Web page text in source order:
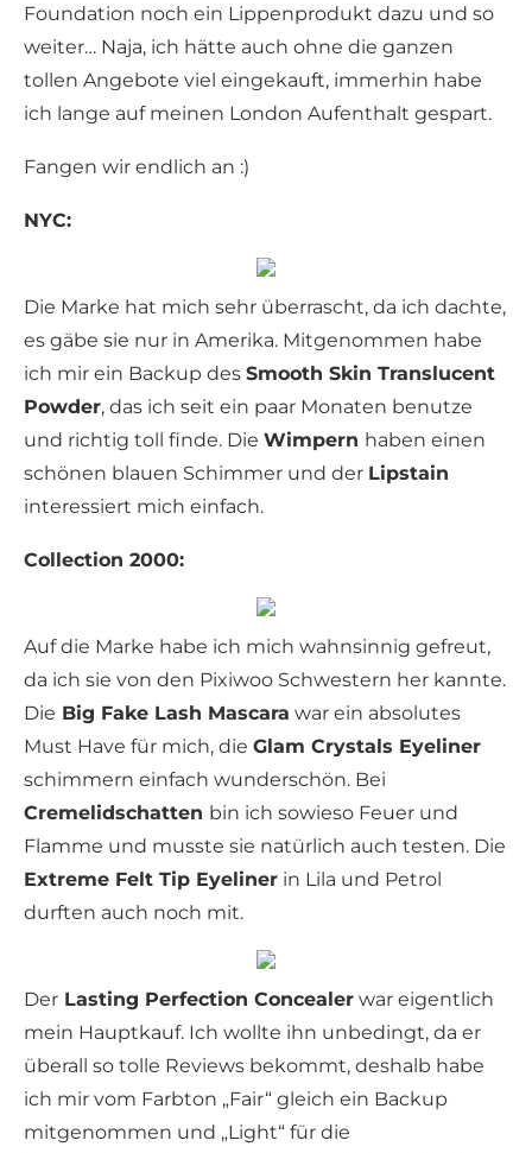
Foundation noch ein Lippenprodukt dazu und so
weiter… Naja, ich hätte auch ohne die ganzen
tollen Angebote viel eingekauft, immerhin habe
ich lange auf meinen London Aufenthalt gespart.
Fangen wir endlich an :)
NYC:
Die Marke hat mich sehr überrascht, da ich dachte,
es gäbe sie nur in Amerika. Mitgenommen habe
ich mir ein Backup des Smooth Skin Translucent
Powder, das ich seit ein paar Monaten benutze
und richtig toll finde. Die Wimpern haben einen
schönen blauen Schimmer und der Lipstain
interessiert mich einfach.
Collection 2000:
Auf die Marke habe ich mich wahnsinnig gefreut,
da ich sie von den Pixiwoo Schwestern her kannte.
Die Big Fake Lash Mascara war ein absolutes
Must Have für mich, die Glam Crystals Eyeliner
schimmern einfach wunderschön. Bei
Cremelidschatten bin ich sowieso Feuer und
Flamme und musste sie natürlich auch testen. Die
Extreme Felt Tip Eyeliner in Lila und Petrol
durften auch noch mit.
Der Lasting Perfection Concealer war eigentlich
mein Hauptkauf. Ich wollte ihn unbedingt, da er
überall so tolle Reviews bekommt, deshalb habe
ich mir vom Farbton „Fair“ gleich ein Backup
mitgenommen und „Light“ für die